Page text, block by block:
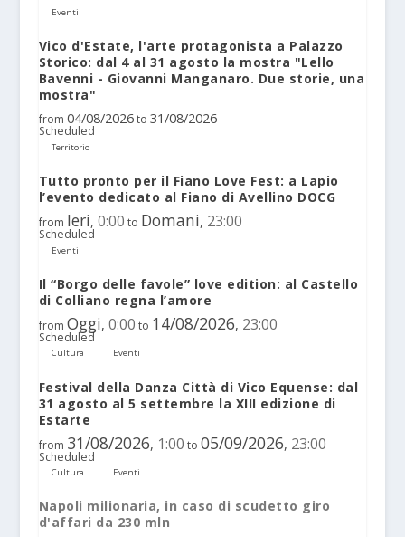
Eventi
Vico d'Estate, l'arte protagonista a Palazzo
Storico: dal 4 al 31 agosto la mostra "Lello
Bavenni - Giovanni Manganaro. Due storie, una
mostra"
from 04/08/2026 to 31/08/2026
Scheduled
Territorio
Tutto pronto per il Fiano Love Fest: a Lapio
l’evento dedicato al Fiano di Avellino DOCG
from Ieri, 0:00 to Domani, 23:00
Scheduled
Eventi
Il “Borgo delle favole” love edition: al Castello
di Colliano regna l’amore
from Oggi, 0:00 to 14/08/2026, 23:00
Scheduled
Cultura Eventi
Festival della Danza Città di Vico Equense: dal
31 agosto al 5 settembre la XIII edizione di
Estarte
from 31/08/2026, 1:00 to 05/09/2026, 23:00
Scheduled
Cultura Eventi
Napoli milionaria, in caso di scudetto giro
d'affari da 230 mln